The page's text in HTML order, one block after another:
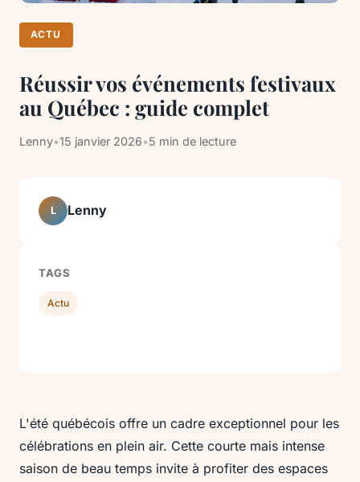
ACTU
Réussir vos événements festivaux
au Québec : guide complet
Lenny•15 janvier 2026•5 min de lecture
L'été québécois offre un cadre exceptionnel pour les
célébrations en plein air. Cette courte mais intense
saison de beau temps invite à profiter des espaces
L Lenny
TAGS
Actu